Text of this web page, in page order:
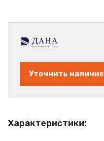
Характеристики:
Уточнить наличие